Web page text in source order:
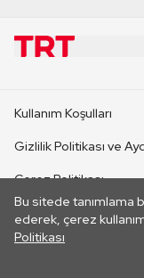
Bu sitede tanımlama
ederek, çerez
Politikası
CANLI YAYINLAR
Kullanım Koşulları
Gizlilik Politikası ve
Çerez Politikası
İletişim
Her hakkı saklıdır.